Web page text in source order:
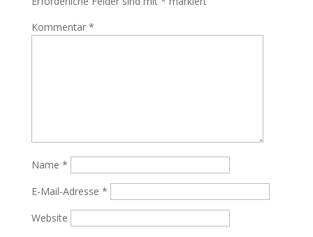
Kommentar *
Name *
E-Mail-Adresse *
Website